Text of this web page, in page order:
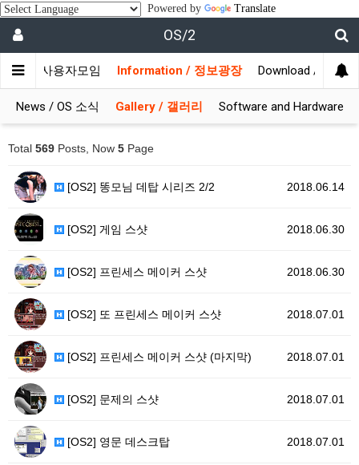
Powered by Translate
OS/2
/ 사용자모임 Information / 정보광장 Download / 자료실
News / OS 소식 Gallery / 갤러리 Software and Hardware
Total 569 Posts, Now 5 Page
2018.06.14
[OS2] 똥모님 데탑 시리즈 2/2
2018.06.30
[OS2] 게임 스샷
2018.06.30
[OS2] 프린세스 메이커 스샷
2018.07.01
[OS2] 또 프린세스 메이커 스샷
2018.07.01
[OS2] 프린세스 메이커 스샷 (마지막)
2018.07.01
[OS2] 문제의 스샷
2018.07.01
[OS2] 영문 데스크탑